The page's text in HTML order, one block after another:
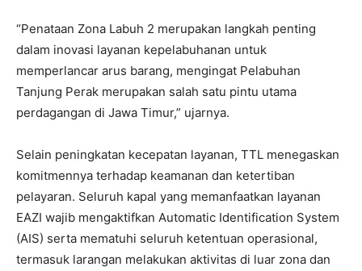
“Penataan Zona Labuh 2 merupakan langkah penting
dalam inovasi layanan kepelabuhanan untuk
memperlancar arus barang, mengingat Pelabuhan
Tanjung Perak merupakan salah satu pintu utama
perdagangan di Jawa Timur,” ujarnya.
Selain peningkatan kecepatan layanan, TTL menegaskan
komitmennya terhadap keamanan dan ketertiban
pelayaran. Seluruh kapal yang memanfaatkan layanan
EAZI wajib mengaktifkan Automatic Identification System
(AIS) serta mematuhi seluruh ketentuan operasional,
termasuk larangan melakukan aktivitas di luar zona dan